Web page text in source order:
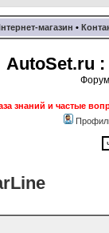
магазин •
AutoSet.ru
знаний и частые